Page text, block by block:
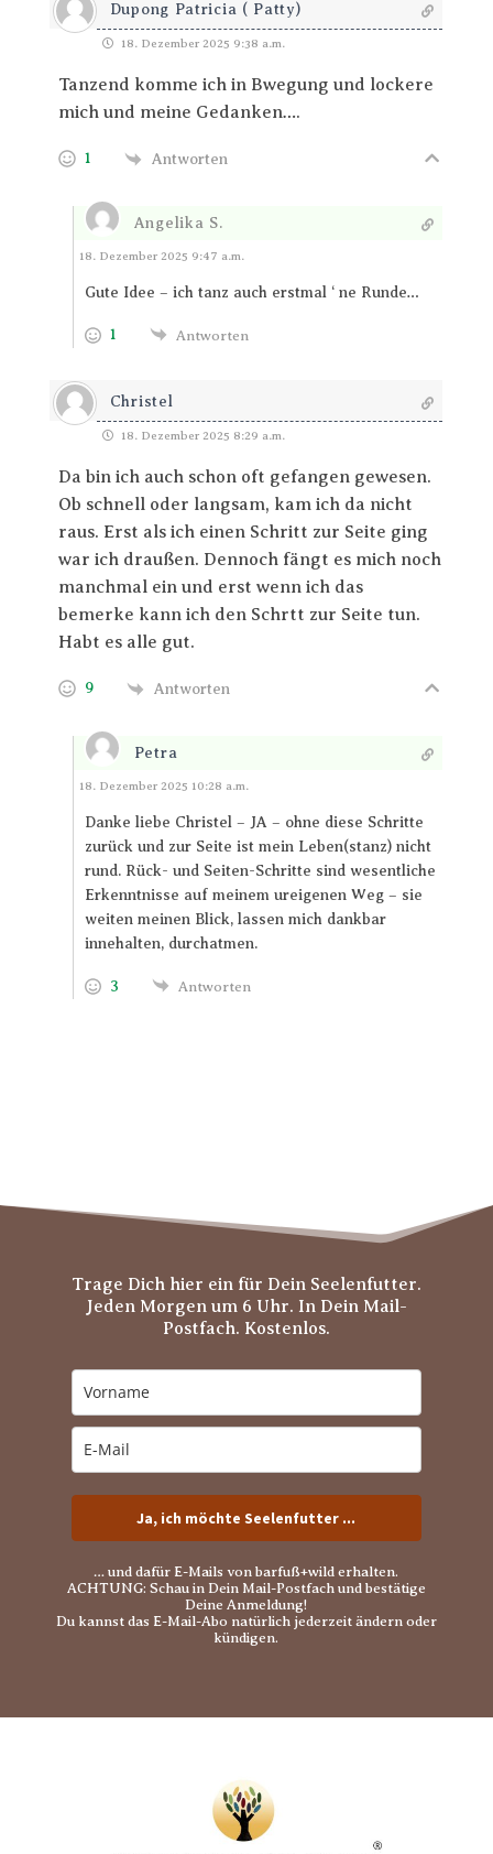
Dupong Patricia ( Patty)
18. Dezember 2025 9:38 a.m.
Tanzend komme ich in Bwegung und lockere
mich und meine Gedanken….
1 Antworten
Angelika S.
Antworten
18. Dezember 2025 9:47 a.m.
Gute Idee – ich tanz auch erstmal ‘ ne Runde…
1 Antworten
Christel
18. Dezember 2025 8:29 a.m.
Da bin ich auch schon oft gefangen gewesen.
Ob schnell oder langsam, kam ich da nicht
raus. Erst als ich einen Schritt zur Seite ging
war ich draußen. Dennoch fängt es mich noch
manchmal ein und erst wenn ich das
bemerke kann ich den Schrtt zur Seite tun.
Habt es alle gut.
9 Antworten
Petra
Antworten
18. Dezember 2025 10:28 a.m.
Danke liebe Christel – JA – ohne diese Schritte
zurück und zur Seite ist mein Leben(stanz) nicht
rund. Rück- und Seiten-Schritte sind wesentliche
Erkenntnisse auf meinem ureigenen Weg – sie
weiten meinen Blick, lassen mich dankbar
innehalten, durchatmen.
3 Antworten
Trage Dich hier ein für Dein Seelenfutter.
Jeden Morgen um 6 Uhr. In Dein Mail-
Postfach. Kostenlos.
Ja, ich möchte Seelenfutter ...
… und dafür E-Mails von barfuß+wild erhalten.
ACHTUNG: Schau in Dein Mail-Postfach und bestätige
Deine Anmeldung!
Du kannst das E-Mail-Abo natürlich jederzeit ändern oder
kündigen.